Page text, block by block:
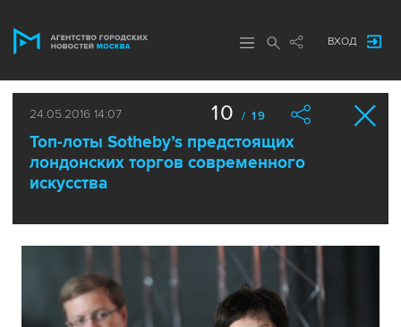
ВХОД
24.05.2016 14:07
Топ-лоты Sotheby’s предстоящих
лондонских торгов современного
искусства
10 / 19